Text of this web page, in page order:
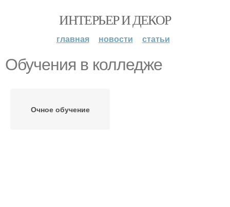
ИНТЕРЬЕР И ДЕКОР
главная новости статьи
Обучения в колледже
Очное обучение